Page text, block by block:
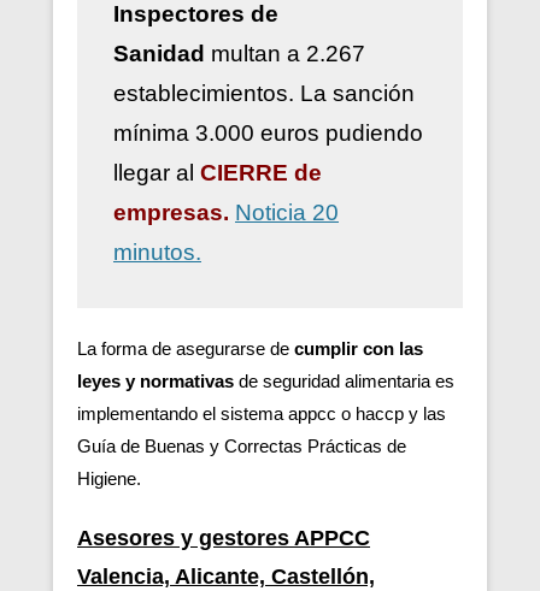
Inspectores de
Sanidad multan a 2.267
establecimientos. La sanción
mínima 3.000 euros pudiendo
llegar al CIERRE de
empresas. Noticia 20
minutos.
La forma de asegurarse de cumplir con las
leyes y normativas de seguridad alimentaria es
implementando el sistema appcc o haccp y las
Guía de Buenas y Correctas Prácticas de
Higiene.
Asesores y gestores APPCC
Valencia, Alicante, Castellón,